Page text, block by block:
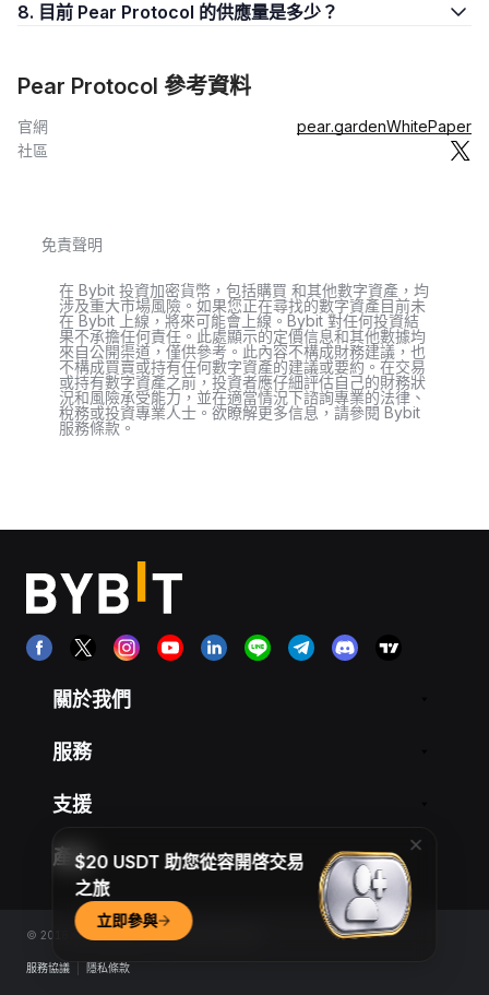
8. 目前 Pear Protocol 的供應量是多少？
Pear Protocol 參考資料
官網 pear.gardenWhitePaper
社區
免責聲明
在 Bybit 投資加密貨幣，包括購買 和其他數字資產，均
涉及重大市場風險。如果您正在尋找的數字資產目前未
在 Bybit 上線，將來可能會上線。Bybit 對任何投資結
果不承擔任何責任。此處顯示的定價信息和其他數據均
來自公開渠道，僅供參考。此內容不構成財務建議，也
不構成買賣或持有任何數字資產的建議或要約。在交易
或持有數字資產之前，投資者應仔細評估自己的財務狀
況和風險承受能力，並在適當情況下諮詢專業的法律、
稅務或投資專業人士。欲瞭解更多信息，請參閱 Bybit
服務條款。
關於我們
服務
支援
產品
© 2018-2026 Bybit.com. All rights reserved.
服務協議 隱私條款
$20 USDT 助您從容開啓交易
之旅
立即參與